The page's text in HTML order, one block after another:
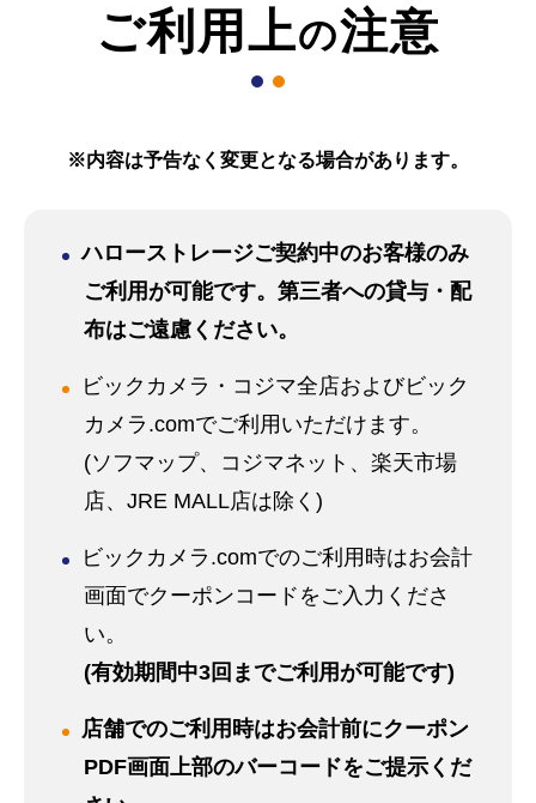
ご利用上の注意
※内容は予告なく変更となる場合があります。
ハローストレージご契約中のお客様のみ
ご利用が可能です。第三者への貸与・配
布はご遠慮ください。
ビックカメラ・コジマ全店およびビック
カメラ.comでご利用いただけます。
(ソフマップ、コジマネット、楽天市場
店、JRE MALL店は除く)
ビックカメラ.comでのご利用時はお会計
画面でクーポンコードをご入力くださ
い。
(有効期間中3回までご利用が可能です)
店舗でのご利用時はお会計前にクーポン
PDF画面上部のバーコードをご提示くだ